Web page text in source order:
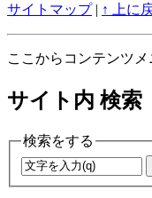
サイトマップ| ↑ 上に
ここからコンテンツ
サイト内 検索
検索をする